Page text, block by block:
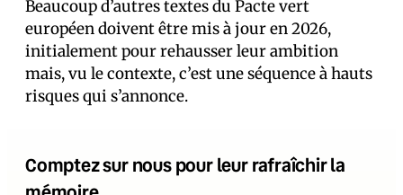
Beaucoup d’autres textes du Pacte vert
européen doivent être mis à jour en 2026,
initialement pour rehausser leur ambition
mais, vu le contexte, c’est une séquence à hauts
risques qui s’annonce.
Comptez sur nous pour leur rafraîchir la